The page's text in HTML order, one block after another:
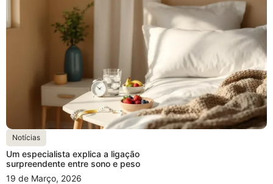
Notícias
Um especialista explica a ligação
surpreendente entre sono e peso
19 de Março, 2026